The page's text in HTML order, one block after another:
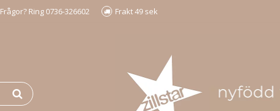
Frågor? Ring 0736-326602 Frakt 49 sek